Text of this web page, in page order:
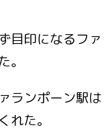
目印になるファ
。
ランポーン駅は
れた。